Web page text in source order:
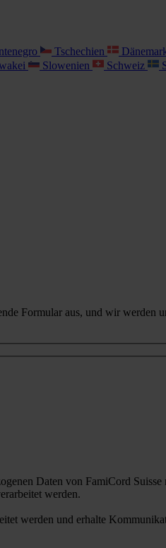
Tschechien
Slowenien Schweiz
Formular aus, und wir
Daten von FamiCord
werden.
werden und erhalte